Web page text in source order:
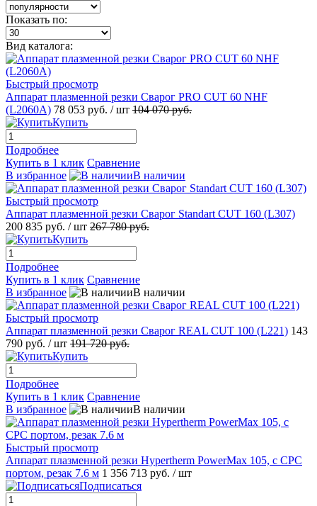
Показать по:
Вид каталога:
Быстрый просмотр
Аппарат плазменной резки Сварог PRO CUT 60 NHF
(L2060A) 78 053 руб. / шт 104 070 руб.
Купить
Подробнее
Купить в 1 клик Сравнение
В избранное
В наличии
Быстрый просмотр
Аппарат плазменной резки Сварог Standart CUT 160 (L307)
200 835 руб. / шт 267 780 руб.
Купить
Подробнее
Купить в 1 клик Сравнение
В избранное
В наличии
Быстрый просмотр
Аппарат плазменной резки Сварог REAL CUT 100 (L221) 143
790 руб. / шт 191 720 руб.
Купить
Подробнее
Купить в 1 клик Сравнение
В избранное
В наличии
Быстрый просмотр
Аппарат плазменной резки Hypertherm PowerMax 105, с CPC
портом, резак 7.6 м 1 356 713 руб. / шт
Подписаться